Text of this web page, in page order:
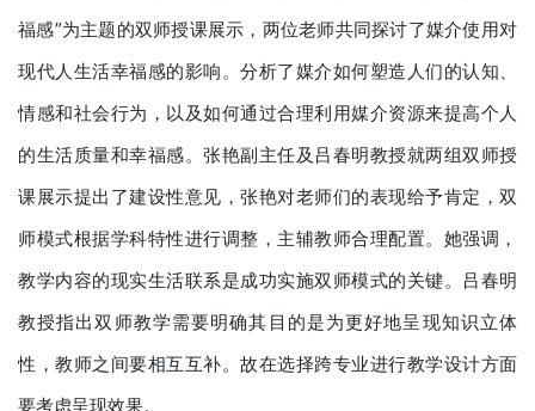
福感”为主题的双师授课展示，两位老师共同探讨了媒介使用对
现代人生活幸福感的影响。分析了媒介如何塑造人们的认知、
情感和社会行为，以及如何通过合理利用媒介资源来提高个人
的生活质量和幸福感。张艳副主任及吕春明教授就两组双师授
课展示提出了建设性意见，张艳对老师们的表现给予肯定，双
师模式根据学科特性进行调整，主辅教师合理配置。她强调，
教学内容的现实生活联系是成功实施双师模式的关键。吕春明
教授指出双师教学需要明确其目的是为更好地呈现知识立体
性，教师之间要相互互补。故在选择跨专业进行教学设计方面
要考虑呈现效果。